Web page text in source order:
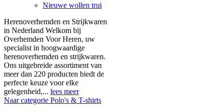
Nieuwe wollen trui
Herenoverhemden en Strijkwaren
in Nederland Welkom bij
Overhemden Voor Heren, uw
specialist in hoogwaardige
herenoverhemden en strijkwaren.
Ons uitgebreide assortiment van
meer dan 220 producten biedt de
perfecte keuze voor elke
gelegenheid,... lees meer
Naar categorie Polo's & T-shirts